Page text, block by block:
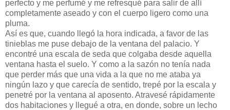
perfecto y me perfumé y me refresqué para salir de allí
completamente aseado y con el cuerpo ligero como una
pluma.
Así es que, cuando llegó la hora indicada, a favor de las
tinieblas me puse debajo de la ventana del palacio. Y
encontré una escala de seda que colgaba desde aquella
ventana hasta el suelo. Y como a la sazón no tenía nada
que perder más que una vida a la que no me ataba ya
ningún lazo y que carecía de sentido, trepé por la escala y
penetré por la ventana al aposento. Atravesé rápidamente
dos habitaciones y llegué a otra, en donde, sobre un lecho